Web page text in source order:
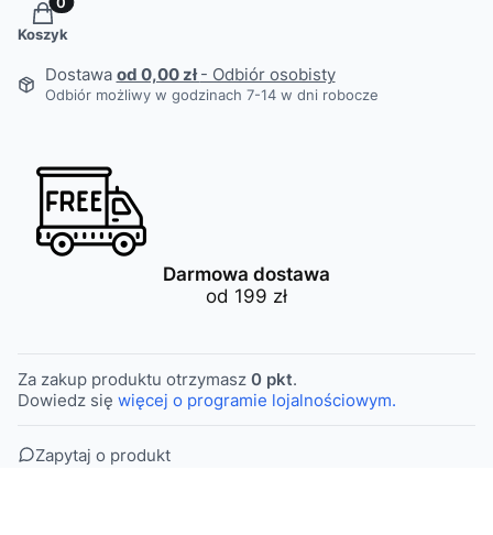
Produkty w koszyku: 0. Zobacz szczegóły
Koszyk
Dostawa od 0,00 zł- Odbiór osobisty
Odbiór możliwy w godzinach 7-14 w dni robocze
Darmowa dostawa
od 199 zł
Za zakup produktu otrzymasz 0 pkt.
Dowiedz się więcej o programie lojalnościowym.
Zapytaj o produkt